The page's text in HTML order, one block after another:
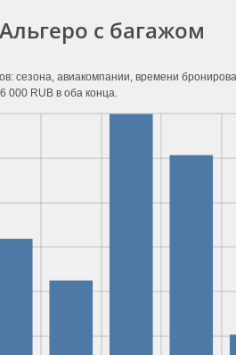
с багажом
сезона, авиакомпании, времени
000 RUB в оба конца.